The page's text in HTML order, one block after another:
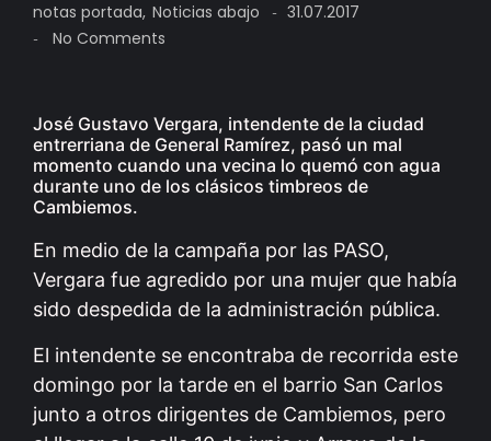
notas portada, Noticias abajo - 31.07.2017
- No Comments
José Gustavo Vergara, intendente de la ciudad
entrerriana de General Ramírez, pasó un mal
momento cuando una vecina lo quemó con agua
durante uno de los clásicos timbreos de
Cambiemos.
En medio de la campaña por las PASO,
Vergara fue agredido por una mujer que había
sido despedida de la administración pública.
El intendente se encontraba de recorrida este
domingo por la tarde en el barrio San Carlos
junto a otros dirigentes de Cambiemos, pero